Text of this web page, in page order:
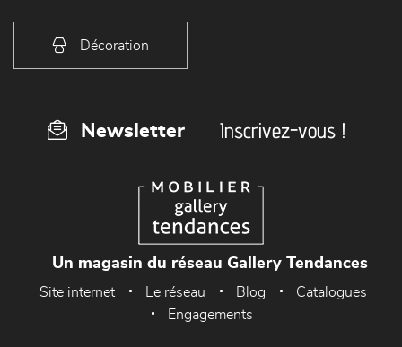
Décoration
Newsletter Inscrivez-vous !
Un magasin du réseau Gallery Tendances
Site internet Le réseau Blog
Catalogues
Engagements